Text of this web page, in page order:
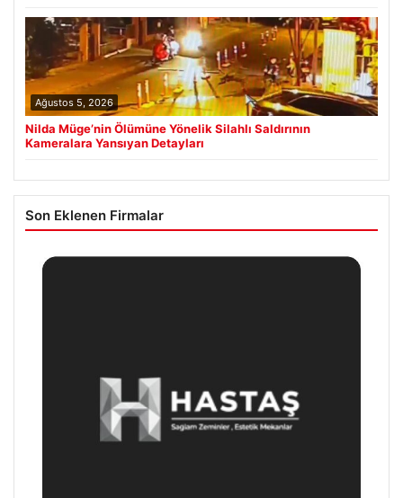
Ağustos 5, 2026
Nilda Müge’nin Ölümüne Yönelik Silahlı Saldırının
Kameralara Yansıyan Detayları
Son Eklenen Firmalar